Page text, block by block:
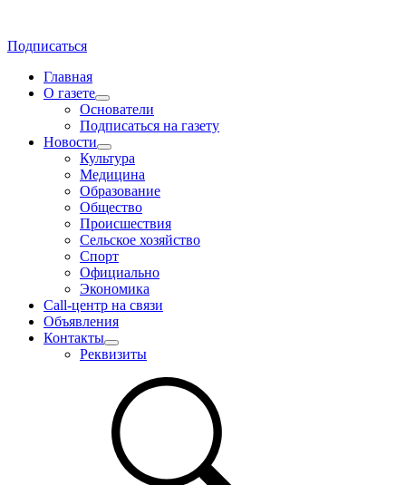
Подписаться
Главная
О газете
Основатели
Подписаться на газету
Новости
Культура
Медицина
Образование
Общество
Происшествия
Сельское хозяйство
Спорт
Официально
Экономика
Call-центр на связи
Объявления
Контакты
Реквизиты